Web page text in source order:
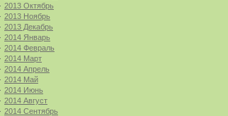
2013 Октябрь
2013 Ноябрь
2013 Декабрь
2014 Январь
2014 Февраль
2014 Март
2014 Апрель
2014 Май
2014 Июнь
2014 Август
2014 Сентябрь